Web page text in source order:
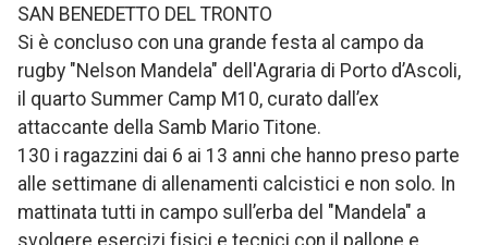
SAN BENEDETTO DEL TRONTO
Si è concluso con una grande festa al campo da
rugby "Nelson Mandela" dell'Agraria di Porto d’Ascoli,
il quarto Summer Camp M10, curato dall’ex
attaccante della Samb Mario Titone.
130 i ragazzini dai 6 ai 13 anni che hanno preso parte
alle settimane di allenamenti calcistici e non solo. In
mattinata tutti in campo sull’erba del "Mandela" a